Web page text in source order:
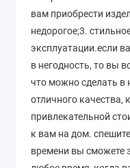
вам приобрести
недорогое;3.
эксплуатации.если
в негодность, то вы
что можно сделать в
отличного качества,
привлекательной
к вам на дом.
времени вы сможете